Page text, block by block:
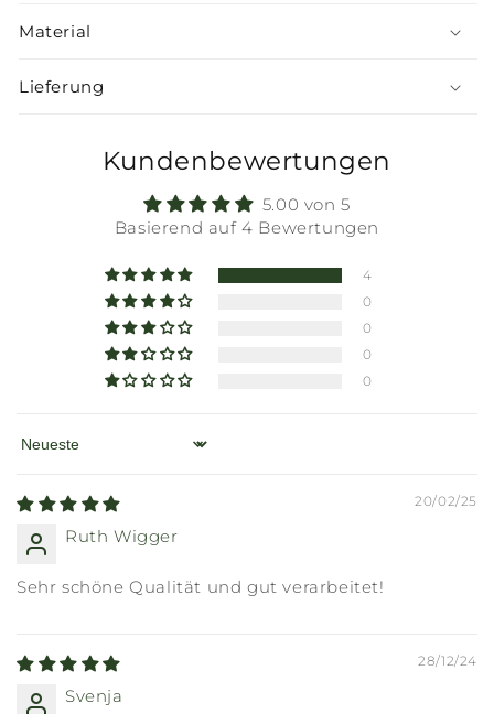
Material
Lieferung
Kundenbewertungen
5.00 von 5
Basierend auf 4 Bewertungen
4
0
0
0
0
Sort by
20/02/25
Ruth Wigger
Sehr schöne Qualität und gut verarbeitet!
28/12/24
Svenja